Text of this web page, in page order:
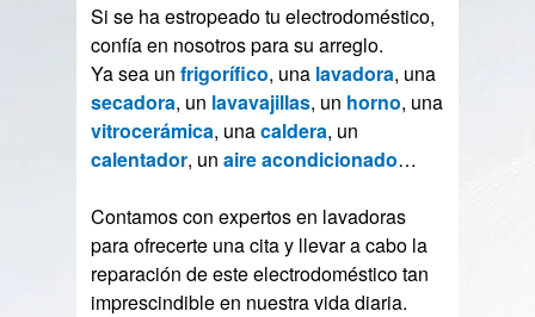
Si se ha estropeado tu electrodoméstico,
confía en nosotros para su arreglo.
Ya sea unfrigorífico, una lavadora, una
secadora, un lavavajillas, un horno, una
vitrocerámica, unacaldera, un
calentador, unaire acondicionado…
Contamos con expertos en lavadoras
para ofrecerte una cita y llevar a cabo la
reparación de este electrodoméstico tan
imprescindible en nuestra vida diaria.